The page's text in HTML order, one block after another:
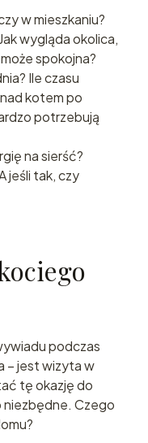
w mieszkaniu?
wygląda okolica,
spokojna?
Ile czasu
kotem po
potrzebują
na sierść?
jeśli tak, czy
podczas
– jest wizyta w
tę okazję do
Czego